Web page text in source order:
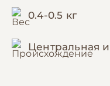
0.4-0.5 кг
Центральная